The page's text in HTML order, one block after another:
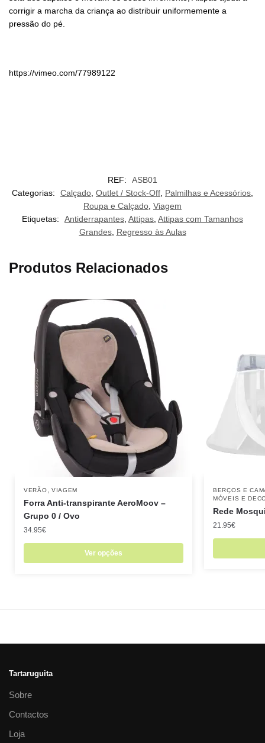
corrigir a marcha da criança ao distribuir uniformemente a
pressão do pé.
https://vimeo.com/77989122
REF:
ASB01
Categorias:
Calçado Outlet / Stock-Off Palmilhas e Acessórios
Roupa e Calçado Viagem
Etiquetas:
Antiderrapantes Attipas Attipas com Tamanhos
Grandes, Regresso às Aulas
Produtos Relacionados
VERÃO VIAGEM
Forra Anti-transpirante AeroMoov –
Grupo 0 / Ovo
34.95€
Ver opções
BERÇOS E
MÓVEIS E
Rede
21.95€
Tartaruguita
Sobre
Contactos
Loja